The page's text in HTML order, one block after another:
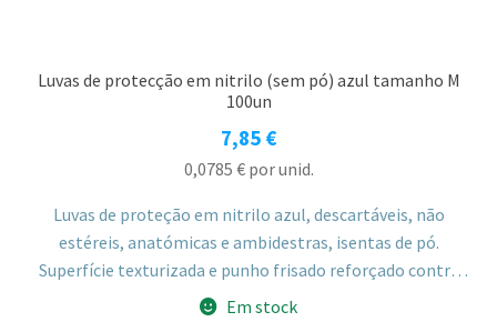
Luvas de protecção em nitrilo (sem pó) azul tamanho M
100un
7,85 €
0,0785 €por unid.
Luvas de proteção em nitrilo azul, descartáveis, não
estéreis, anatómicas e ambidestras, isentas de pó.
Superfície texturizada e punho frisado reforçado contra
rasgões, tamanho M.
Em stock